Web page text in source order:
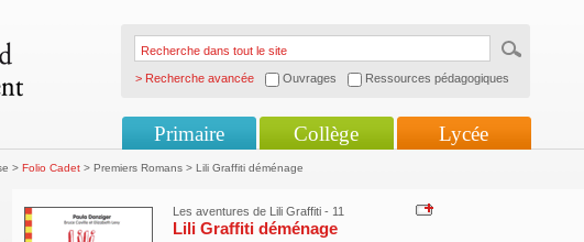
> Recherche avancée Ouvrages Ressources pédagogiques
Primaire Collège Lycée
> Folio Cadet> Premiers Romans > Lili Graffiti déménage
Les aventures de Lili Graffiti - 11
Lili Graffiti déménage